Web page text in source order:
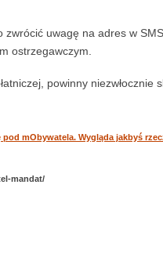
uwagę na adres w
ostrzegawczym.
powinny niezwłocznie
mObywatela. Wygląda jakbyś
mandat/